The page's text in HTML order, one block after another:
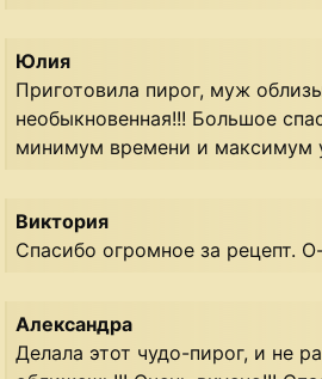
Юлия
Приготовила пирог, муж
необыкновенная!!! Большое
минимум времени и максимум
Виктория
Спасибо огромное за рецепт.
Александра
Делала этот чудо-пирог, и не